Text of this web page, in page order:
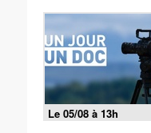
Le 05/08 à 13h